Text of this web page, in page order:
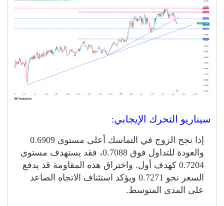
سيناريو التحرك الإيجابي:
إذا نجح الزوج في التماسك أعلى مستوى 0.6909
والعودة للتداول فوق 0.7088، فقد يستهدف مستوى
0.7204 كهدف أول. واختراق هذه المقاومة قد يدفع
السعر نحو 0.7271 ويؤكد استئناف الاتجاه الصاعد
على المدى المتوسط.